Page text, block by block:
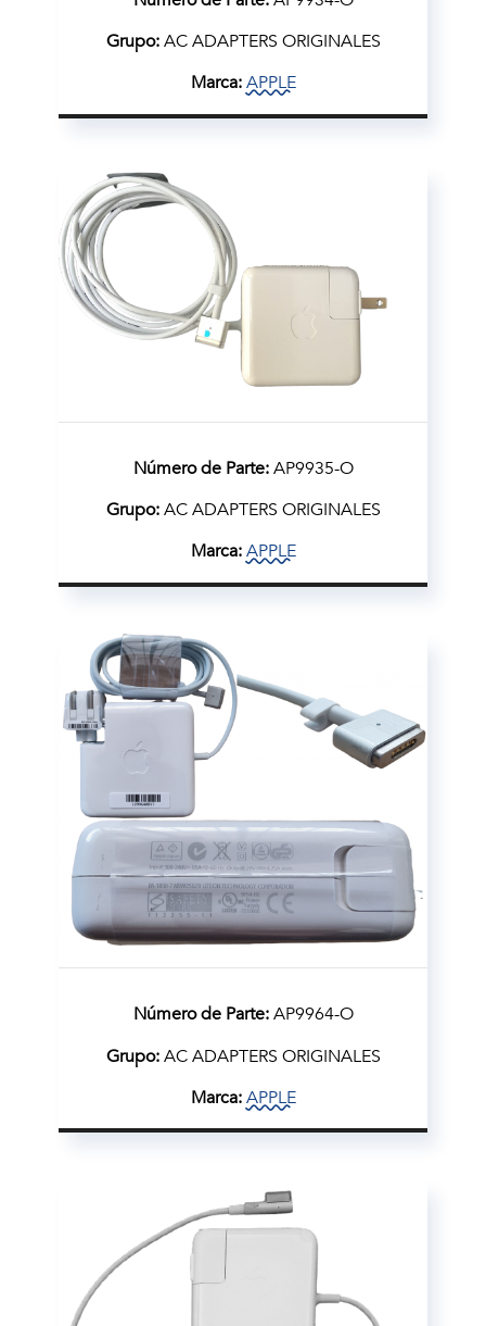
Grupo:AC ADAPTERS ORIGINALES
Marca: APPLE
Número de Parte:AP9935-O
Grupo:AC ADAPTERS ORIGINALES
Marca: APPLE
Número de Parte:AP9964-O
Grupo:AC ADAPTERS ORIGINALES
Marca: APPLE